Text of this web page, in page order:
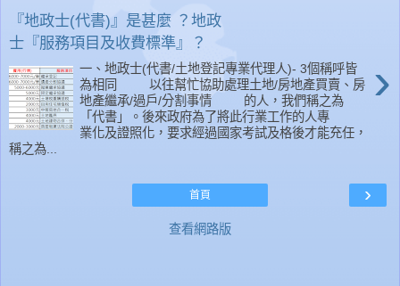
『地政士(代書)』是甚麼 ？地政
士『服務項目及收費標準』？
›
一、地政士(代書/土地登記專業代理人)- 3個稱呼皆
為相同 以往幫忙協助處理土地/房地產買賣、房
地產繼承/過戶/分割事情 的人，我們稱之為
「代書」。後來政府為了將此行業工作的人專
業化及證照化，要求經過國家考試及格後才能充任，
稱之為...
›
首頁
查看網路版